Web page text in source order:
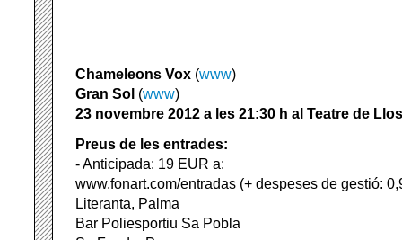
Chameleons Vox (www)
Gran Sol (www)
23 novembre 2012 a les 21:30 h al Teatre de
Preus de les entrades:
- Anticipada: 19 EUR a:
www.fonart.com/entradas (+ despeses de gestió:
Literanta, Palma
Bar Poliesportiu Sa Pobla